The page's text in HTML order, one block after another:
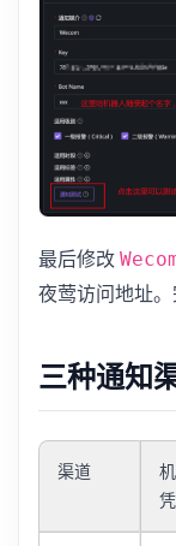
最后修改
夜莺访问地址
三种通知
渠道